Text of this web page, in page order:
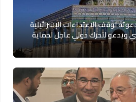
لوقف الاعتداءات الإسرائيلية
ويدعو لتحرك دولي عاجل لحماية